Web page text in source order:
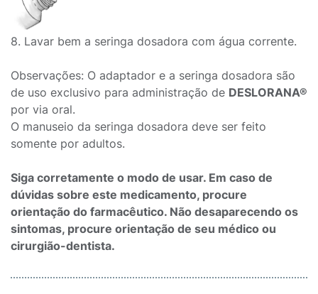
8. Lavar bem a seringa dosadora com água corrente.
Observações: O adaptador e a seringa dosadora são
de uso exclusivo para administração de DESLORANA®
por via oral.
O manuseio da seringa dosadora deve ser feito
somente por adultos.
Siga corretamente o modo de usar. Em caso de
dúvidas sobre este medicamento, procure
orientação do farmacêutico. Não desaparecendo os
sintomas, procure orientação de seu médico ou
cirurgião-dentista.